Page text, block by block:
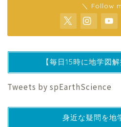
＼ Follow
【毎日15時に地学図
Tweets by spEarthScience
身近な疑問を地